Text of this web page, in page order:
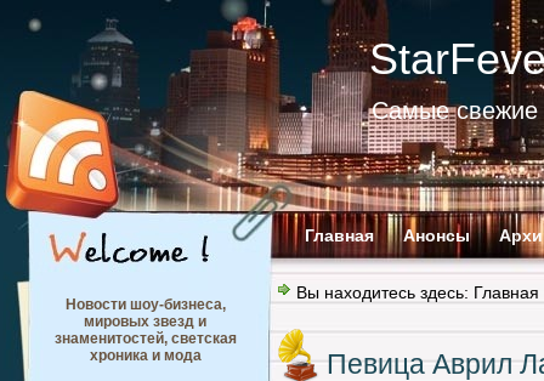
Самые свежие
Главная Анонсы
Новости шоу-бизнеса,
мировых звезд и
знаменитостей, светская
хроника и мода
Вы находитесь здесь: Главная
Певица Аврил